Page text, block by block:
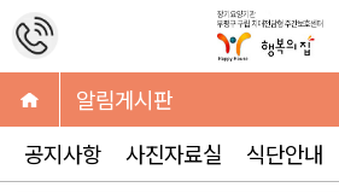
알림게시판
공지사항
사진자료실 식단안내